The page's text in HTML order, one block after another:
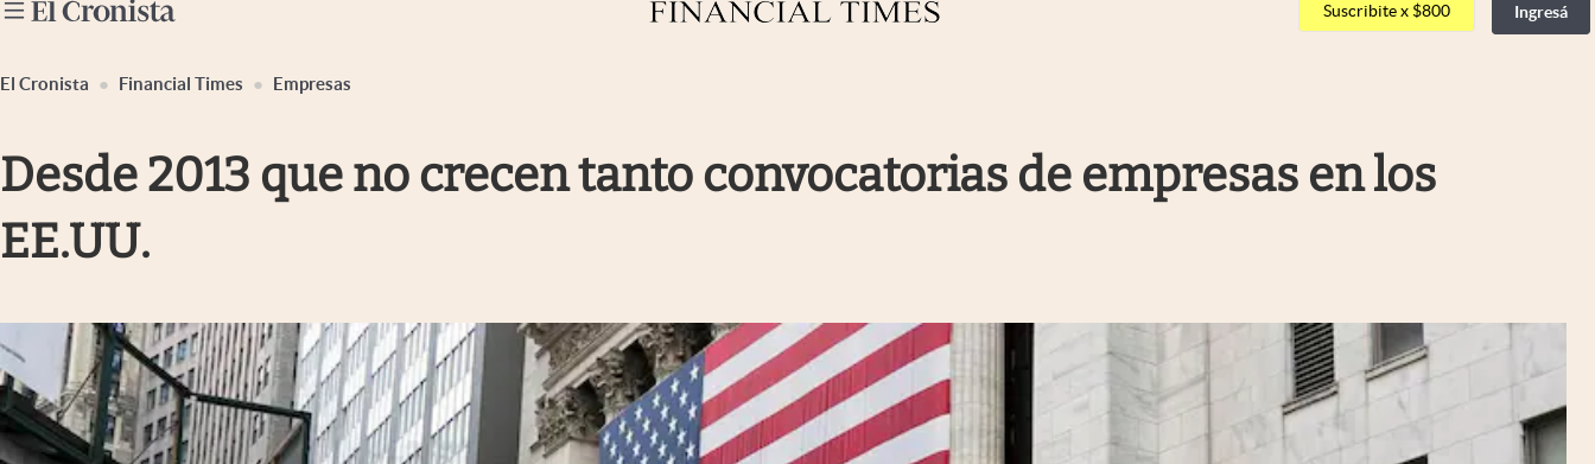
España
Otras secciones
Infotechnology
Clima
Eventos Corporativos
El Cronista Studio
Mediakit
Suscribite x $800 Ingresá
El Cronista Financial Times Empresas
Desde 2013 que no crecen tanto convocatorias de empresas en los
EE.UU.